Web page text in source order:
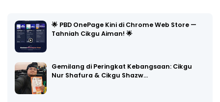
🌟 PBD OnePage Kini di Chrome Web Store —
Tahniah Cikgu Aiman! 🌟
Gemilang di Peringkat Kebangsaan: Cikgu
Nur Shafura & Cikgu Shazw…